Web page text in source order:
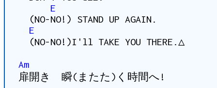
E
(NO-NO!) STAND UP AGAIN.
E
(NO-NO!)I'll TAKE YOU THERE.△
Am
扉開き 瞬(またた)く時間へ!